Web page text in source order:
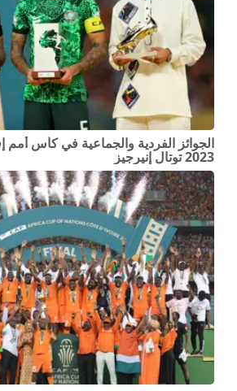
الجوائز الفردية والجماعية في كأس أمم
2023 توتال إنيرجيز